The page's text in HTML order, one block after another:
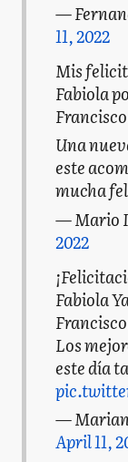
—
11, 2022
Mis
Fabiola
Una
este
mucha
— Mario
2022
Fabiola
Los
este día
—
April 11,